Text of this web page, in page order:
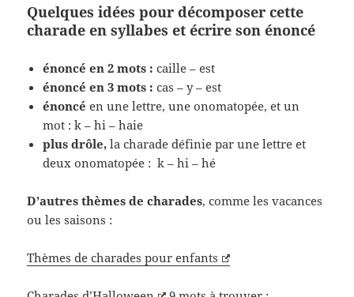
Quelques idées pour décomposer cette
charade en syllabes et écrire son énoncé
énoncé en 2 mots : caille – est
énoncé en 3 mots : cas – y – est
énoncé en une lettre, une onomatopée, et un
mot : k – hi – haie
plus drôle, la charade définie par une lettre et
deux onomatopée : k – hi – hé
D’autres thèmes de charades, comme les vacances
ou les saisons :
Thèmes de charades pour enfants